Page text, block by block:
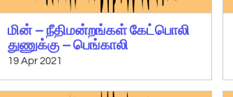
மின் – நீதிமன்றங்கள் கேட்பொலி
துணுக்கு – பெங்காலி
19 Apr 2021